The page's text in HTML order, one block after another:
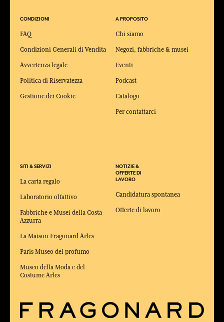
CONDIZIONI
FAQ
Condizioni Generali di Vendita
Avvertenza legale
Politica di Riservatezza
Gestione dei Cookie
SITI & SERVIZI
La carta regalo
Laboratorio olfattivo
Fabbriche e Musei della Costa
Azzurra
La Maison Fragonard Arles
Paris Museo del profumo
Museo della Moda e del
Costume Arles
A PROPOSITO
Chi siamo
Negozi, fabbriche & musei
Eventi
Podcast
Catalogo
Per contattarci
NOTIZIE &
OFFERTE DI
LAVORO
Candidatura spontanea
Offerte di lavoro